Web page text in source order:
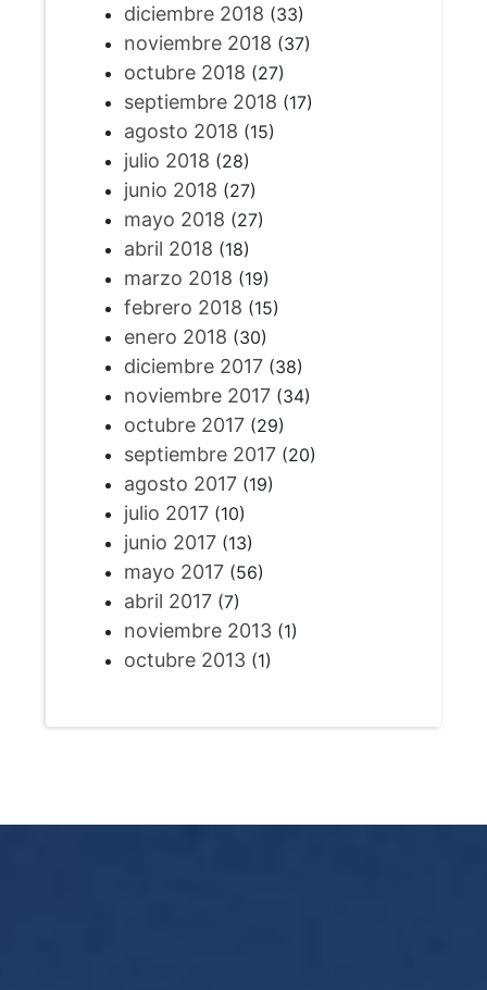
diciembre 2018 (33)
noviembre 2018 (37)
octubre 2018 (27)
septiembre 2018 (17)
agosto 2018 (15)
julio 2018 (28)
junio 2018 (27)
mayo 2018 (27)
abril 2018 (18)
marzo 2018 (19)
febrero 2018 (15)
enero 2018 (30)
diciembre 2017(38)
noviembre 2017(34)
octubre 2017(29)
septiembre 2017(20)
agosto 2017(19)
julio 2017(10)
junio 2017(13)
mayo 2017(56)
abril 2017(7)
noviembre 2013(1)
octubre 2013(1)